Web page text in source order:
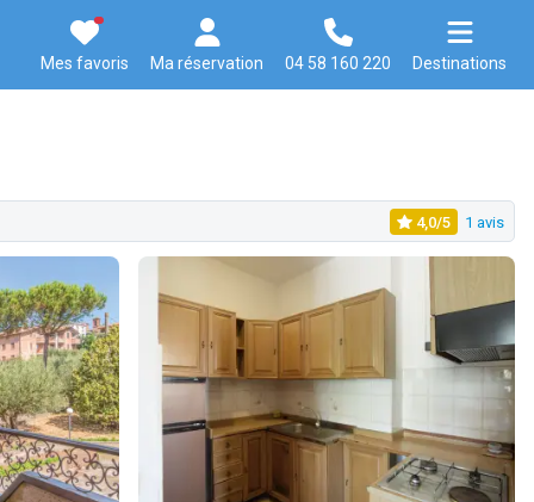
Mes favoris Ma réservation 04 58 160 220 Destinations
4,0/5 1 avis